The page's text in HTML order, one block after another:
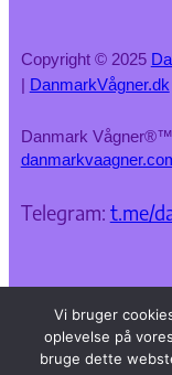
Copyright © 2025
| DanmarkVågner.dk
Danmark Vågner®™
Telegram: t.me/
Vi bruger
oplevelse på
bruge dette